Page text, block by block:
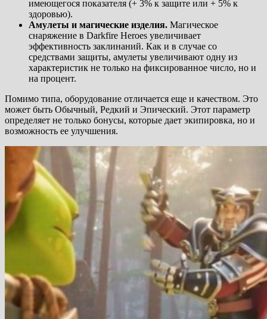
имеющегося показателя (+ 3% к защите или + 5% к
здоровью).
Амулеты и магические изделия. Магическое
снаряжение в Darkfire Heroes увеличивает
эффективность заклинаний. Как и в случае со
средствами защиты, амулеты увеличивают одну из
характеристик не только на фиксированное число, но и
на процент.
Помимо типа, оборудование отличается еще и качеством. Это
может быть Обычный, Редкий и Эпический. Этот параметр
определяет не только бонусы, которые дает экипировка, но и
возможность ее улучшения.